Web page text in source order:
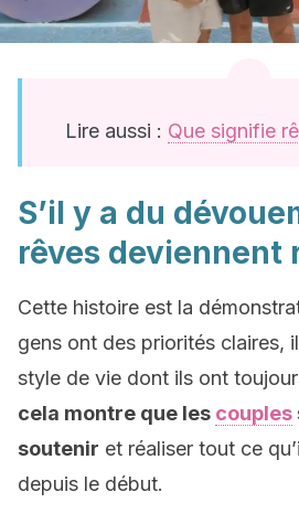
Lire aussi : Que signifie
S’il y a du
rêves deviennent
Cette histoire est la
gens ont des priorités claires,
style de vie dont ils ont
cela montre que les couples
soutenir et réaliser tout ce
depuis le début.